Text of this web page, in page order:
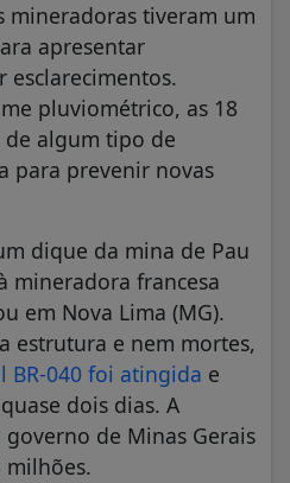
mineradoras tiveram um
apresentar
esclarecimentos.
pluviométrico, as 18
de algum tipo de
para prevenir novas
dique da mina de Pau
mineradora francesa
em Nova Lima (MG).
estrutura e nem mortes,
BR-040 foi atingida e
dois dias. A
de Minas Gerais
milhões.